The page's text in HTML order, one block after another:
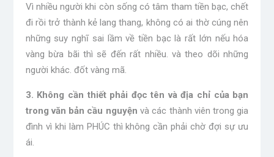
Vì nhiều người khi còn sống có tâm tham tiền bạc, chết
đi rồi trở thành kẻ lang thang, không có ai thờ cúng nên
những suy nghĩ sai lầm về tiền bạc là rất lớn nếu hóa
vàng bừa bãi thì sẽ đến rất nhiều. và theo dõi những
người khác. đốt vàng mã.
3. Không cần thiết phải đọc tên và địa chỉ của bạn
trong văn bản cầu nguyện và các thành viên trong gia
đình vì khi làm PHÚC thì không cần phải chờ đợi sự ưu
ái.